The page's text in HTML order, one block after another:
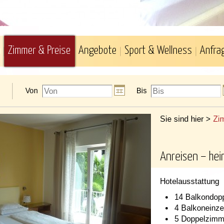
Zimmer & Preise Angebote Sport & Wellness
Von Bis
Sie sind hier >
Anreisen –
Hotelausstattung
14
4
5